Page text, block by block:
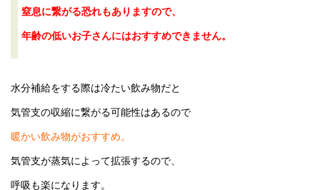
窒息に繋がる恐れもありますので、
年齢の低いお子さんにはおすすめできません。
水分補給をする際は冷たい飲み物だと
気管支の収縮に繋がる可能性はあるので
暖かい飲み物がおすすめ。
気管支が蒸気によって拡張するので、
呼吸も楽になります。